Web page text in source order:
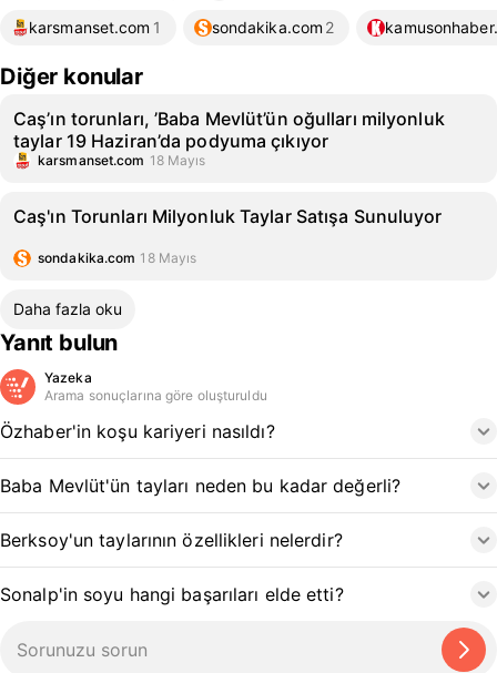
karsmanset.com 1 sondakika.com 2
Diğer konular
Caş’ın torunları, ’Baba Mevlüt’ün oğulları milyonluk
taylar 19 Haziran’da podyuma çıkıyor
karsmanset.com 18 Mayıs
Caş'ın Torunları Milyonluk Taylar Satışa Sunuluyor
sondakika.com 18 Mayıs
Daha fazla oku
Yanıt bulun
Yazeka
Arama sonuçlarına göre oluşturuldu
Özhaber'in koşu kariyeri nasıldı?
Baba Mevlüt'ün tayları neden bu kadar değerli?
Berksoy'un taylarının özellikleri nelerdir?
Sonalp'in soyu hangi başarıları elde etti?